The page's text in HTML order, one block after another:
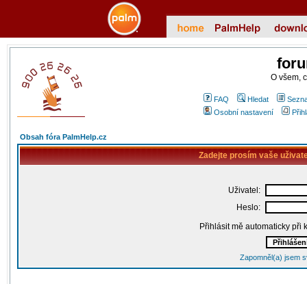
O všem,
FAQ Hledat
Osobní nastavení
Obsah fóra PalmHelp.cz
Zadejte prosím vaše
Uživatel:
Heslo:
Přihlásit mě automaticky při
Zapomněl(a) jsem